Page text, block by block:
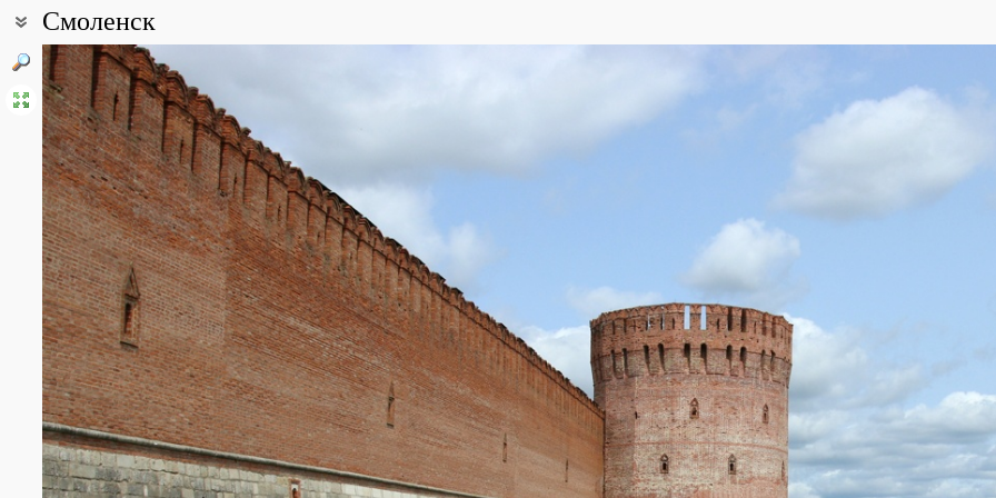
Смоленск
Координаты:
54° 46′ 44″ с.ш., 32° 03′ 05″ в.д. (смотреть на картах
Все фотографии(29) Фото растений и лишайников